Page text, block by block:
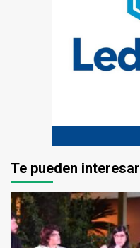
Te pueden interesar